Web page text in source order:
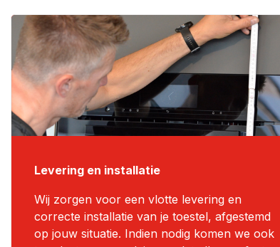
Levering en installatie
Wij zorgen voor een vlotte levering en
correcte installatie van je toestel, afgestemd
op jouw situatie. Indien nodig komen we ook